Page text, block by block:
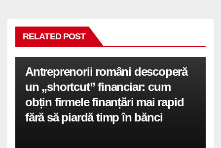
RELATED POST
Antreprenorii români descoperă
un „shortcut” financiar: cum
obțin firmele finanțări mai rapid
fără să piardă timp în bănci